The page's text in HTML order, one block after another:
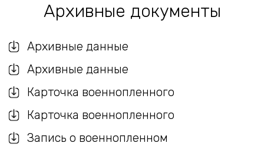
Архивные документы
Архивные данные
Архивные данные
Карточка военнопленного
Карточка военнопленного
Запись о военнопленном